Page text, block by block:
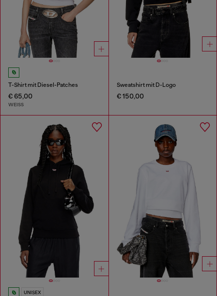
T-Shirt mit Diesel-Patches
€ 65,00
WEISS
Sweatshirt mit D-Logo
€ 150,00
UNISEX